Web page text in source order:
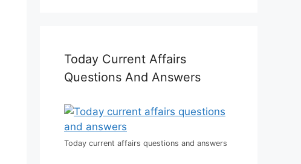
Today Current Affairs
Questions And Answers
Today current affairs questions and answers